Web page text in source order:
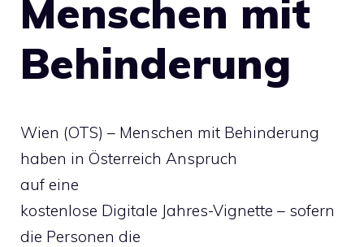
Menschen mit
Behinderung
Wien (OTS) – Menschen mit Behinderung
haben in Österreich Anspruch
auf eine
kostenlose Digitale Jahres-Vignette – sofern
die Personen die